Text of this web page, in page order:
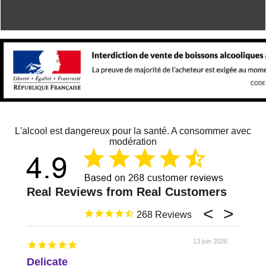
L'alcool est dangereux pour la santé. A consommer avec
modération
268
13 juin 2026
Delicate